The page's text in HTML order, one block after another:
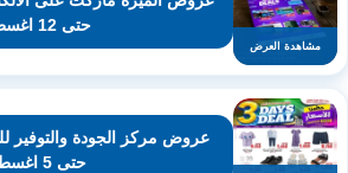
مشاهدة العرض
حتى 12 اغسطس
حتى 5 اغسطس